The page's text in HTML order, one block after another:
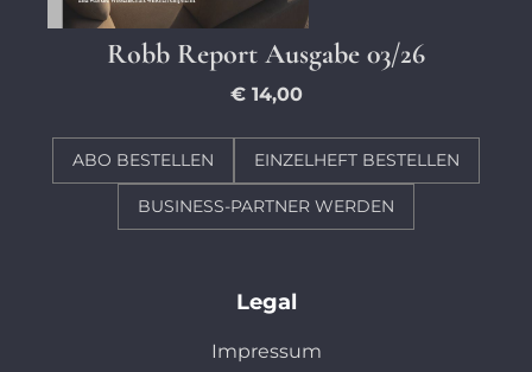
Robb Report Ausgabe 03/26
€ 14,00
ABO BESTELLEN EINZELHEFT BESTELLEN
BUSINESS-PARTNER WERDEN
Legal
Impressum